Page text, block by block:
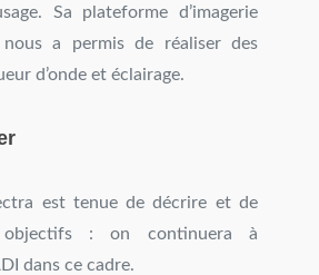
Sa plateforme d’imagerie
nous a permis de réaliser des
d’onde et éclairage.
est tenue de décrire et de
objectifs : on continuera à
dans ce cadre.